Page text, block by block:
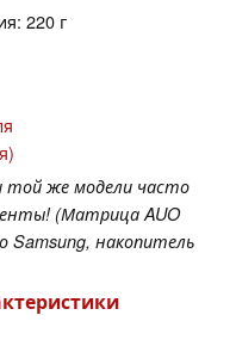
220 г
той же модели часто
(Матрица AUO
накопитель